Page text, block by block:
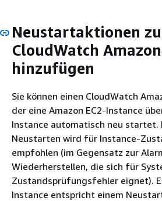
Neustartaktionen zu
CloudWatch
hinzufügen
Sie können einen CloudWatch
der eine Amazon EC2-Instance
Instance automatisch neu startet.
Neustarten wird für Instance-
empfohlen (im Gegensatz zur
Wiederherstellen, die sich für
Zustandsprüfungsfehler eignet).
Instance entspricht einem